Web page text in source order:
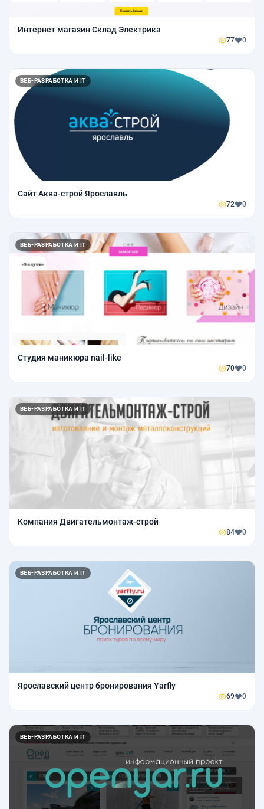
Интернет магазин Склад Электрика
77 0
ВЕБ-РАЗРАБОТКА И IT
Сайт Аква-строй Ярославль
72 0
ВЕБ-РАЗРАБОТКА И IT
Студия маникюра nail-like
70 0
ВЕБ-РАЗРАБОТКА И IT
Компания Двигательмонтаж-строй
84 0
ВЕБ-РАЗРАБОТКА И IT
Ярославский центр бронирования Yarfly
69 0
ВЕБ-РАЗРАБОТКА И IT